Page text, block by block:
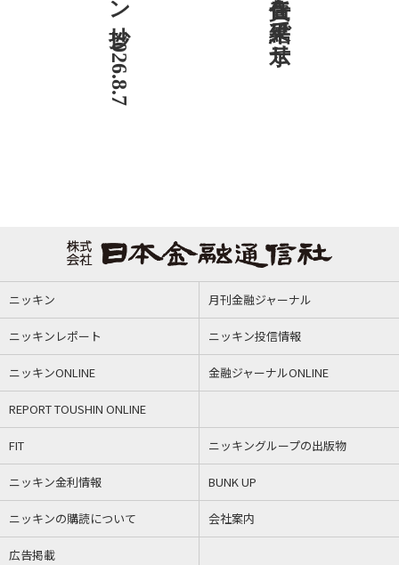
ニッキン 月刊金融ジャーナル
ニッキンレポート ニッキン投信情報
ニッキンONLINE 金融ジャーナルONLINE
REPORT TOUSHIN ONLINE
FIT ニッキングループの出版物
ニッキン金利情報 BUNK UP
ニッキンの購読について 会社案内
広告掲載